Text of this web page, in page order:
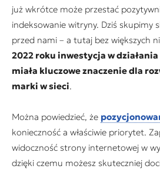
już wkrótce może przestać
indeksowanie witryny. Dziś skupimy
przed nami – a tutaj bez większych
2022 roku inwestycja w działania
miała kluczowe znaczenie dla
marki w sieci.
Można powiedzieć, że
konieczność a właściwie priorytet.
widoczność strony internetowej w
dzięki czemu możesz skuteczniej